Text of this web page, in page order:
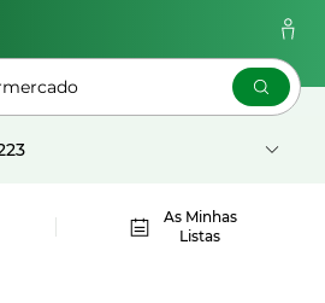
As Minhas
Listas